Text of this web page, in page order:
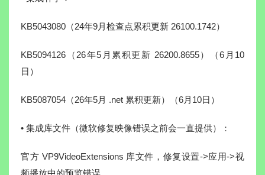
KB5043080（24年9月检查点累积更新 26100.1742）
KB5094126（26年5月累积更新 26200.8655）（6月10
日）
KB5087054（26年5月 .net 累积更新）（6月10日）
• 集成库文件（微软修复映像错误之前会一直提供）：
官方 VP9VideoExtensions 库文件，修复设置->应用->视
频播放中的预览错误。